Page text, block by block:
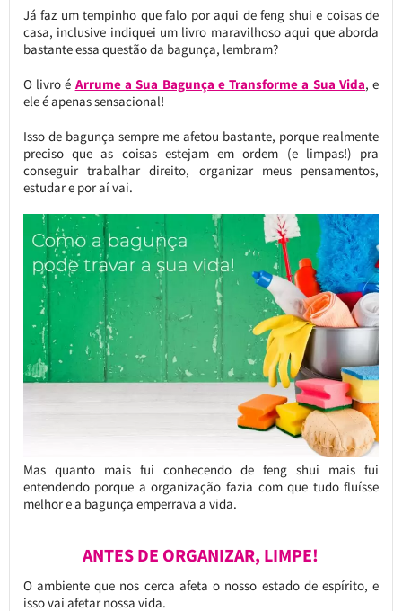
Já faz um tempinho que falo por aqui de feng shui e coisas de
casa, inclusive indiquei um livro maravilhoso aqui que aborda
bastante essa questão da bagunça, lembram?
O livro é Arrume a Sua Bagunça e Transforme a Sua Vida, e
ele é apenas sensacional!
Isso de bagunça sempre me afetou bastante, porque realmente
preciso que as coisas estejam em ordem (e limpas!) pra
conseguir trabalhar direito, organizar meus pensamentos,
estudar e por aí vai.
Mas quanto mais fui conhecendo de feng shui mais fui
entendendo porque a organização fazia com que tudo fluísse
melhor e a bagunça emperrava a vida.
ANTES DE ORGANIZAR, LIMPE!
O ambiente que nos cerca afeta o nosso estado de espírito, e
isso vai afetar nossa vida.